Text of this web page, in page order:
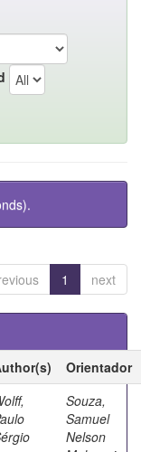
1 next
Orientador
Souza,
Samuel
Nelson